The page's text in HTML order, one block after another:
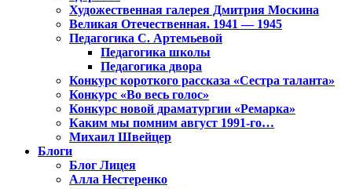
Художественная галерея Дмитрия Москина
Великая Отечественная. 1941 — 1945
Педагогика С. Артемьевой
Педагогика школы
Педагогика двора
Конкурс короткого рассказа «Сестра таланта»
Конкурс «Во весь голос»
Конкурс новой драматургии «Ремарка»
Каким мы помним август 1991-го…
Михаил Швейцер
Блоги
Блог Лицея
Алла Нестеренко